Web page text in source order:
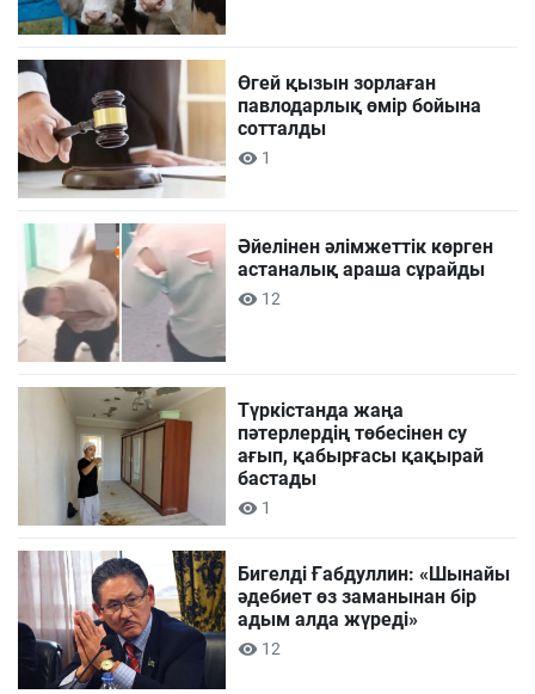
Өгей қызын зорлаған
павлодарлық өмір бойына
сотталды
1
Әйелінен әлімжеттік көрген
астаналық араша сұрайды
12
Түркістанда жаңа
пәтерлердің төбесінен су
ағып, қабырғасы қақырай
бастады
1
Бигелді Ғабдуллин: «Шынайы
әдебиет өз заманынан бір
адым алда жүреді»
12